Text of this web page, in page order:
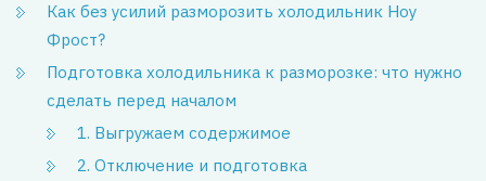
Как без усилий разморозить холодильник Ноу
Фрост?
Подготовка холодильника к разморозке: что нужно
сделать перед началом
1. Выгружаем содержимое
2. Отключение и подготовка